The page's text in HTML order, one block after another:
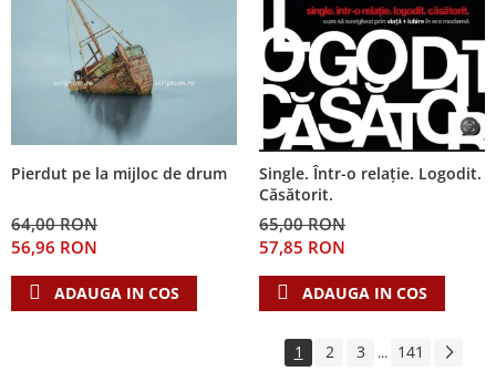
Pierdut pe la mijloc de drum
64,00 RON
56,96 RON
ADAUGA IN COS
Single. Într-o relație. Logodit.
Căsătorit.
65,00 RON
57,85 RON
ADAUGA IN COS
1 2 3 ... 141